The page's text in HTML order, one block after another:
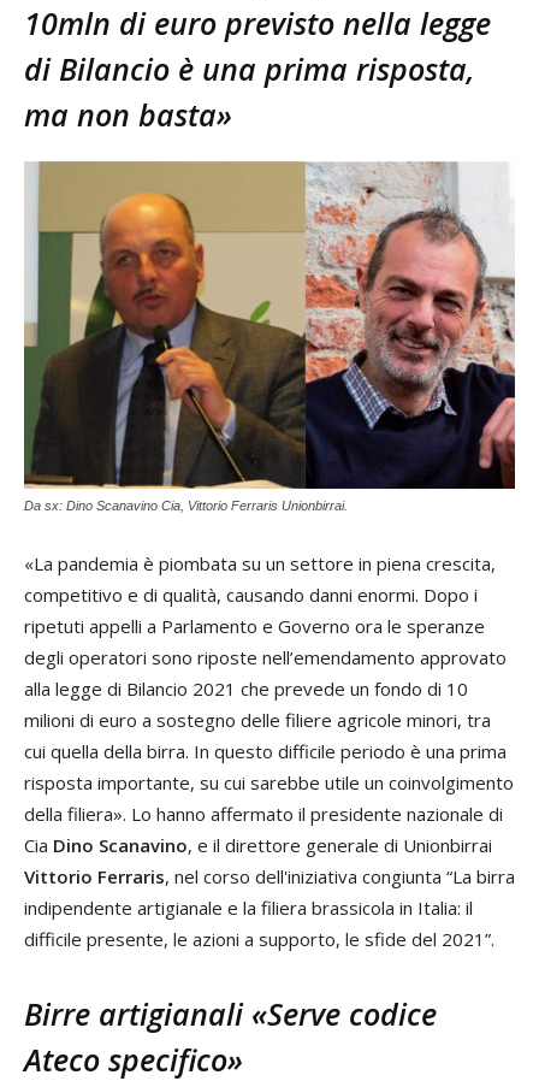
10mln di euro previsto nella legge
di Bilancio è una prima risposta,
ma non basta»
Da sx: Dino Scanavino Cia, Vittorio Ferraris Unionbirrai.
«La pandemia è piombata su un settore in piena crescita,
competitivo e di qualità, causando danni enormi. Dopo i
ripetuti appelli a Parlamento e Governo ora le speranze
degli operatori sono riposte nell’emendamento approvato
alla legge di Bilancio 2021 che prevede un fondo di 10
milioni di euro a sostegno delle filiere agricole minori, tra
cui quella della birra. In questo difficile periodo è una prima
risposta importante, su cui sarebbe utile un coinvolgimento
della filiera». Lo hanno affermato il presidente nazionale di
Cia Dino Scanavino, e il direttore generale di Unionbirrai
Vittorio Ferraris, nel corso dell'iniziativa congiunta “La birra
indipendente artigianale e la filiera brassicola in Italia: il
difficile presente, le azioni a supporto, le sfide del 2021”.
Birre artigianali «Serve codice
Ateco specifico»